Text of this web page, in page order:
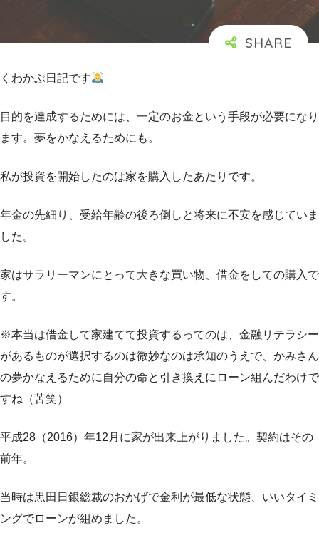
くわかぶ日記です
目的を達成するためには、一定のお金という手段が必要になり
ます。夢をかなえるためにも。
私が投資を開始したのは家を購入したあたりです。
年金の先細り、受給年齢の後ろ倒しと将来に不安を感じていま
した。
家はサラリーマンにとって大きな買い物、借金をしての購入で
す。
※本当は借金して家建てて投資するってのは、金融リテラシー
があるものが選択するのは微妙なのは承知のうえで、かみさん
の夢かなえるために自分の命と引き換えにローン組んだわけで
すね（苦笑）
平成28（2016）年12月に家が出来上がりました。契約はその
前年。
当時は黒田日銀総裁のおかげで金利が最低な状態、いいタイミ
ングでローンが組めました。